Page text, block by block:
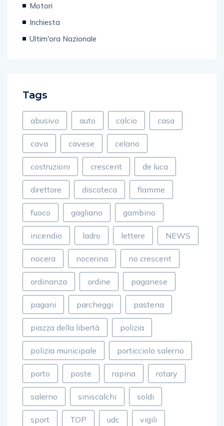
Inchiesta
Ultim'ora Nazionale
abusivo auto calcio casa
cava cavese celano
costruzioni crescent de luca
direttore discoteca fiamme
fuoco gagliano gambino
incendio ladro lettere NEWS
nocera nocerina no crescent
ordinanza ordine paganese
pagani parcheggi pastena
piazza della libertà polizia
polizia municipale porticciolo salerno
porto poste rapina rotary
salerno siniscalchi soldi
sport TOP udc vigili